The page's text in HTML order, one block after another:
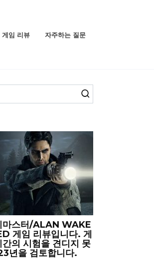
게임 리뷰 자주하는 질문
마스터/ALAN WAKE
게임 리뷰입니다. 게
의 시험을 견디지 못
년을 검토합니다.